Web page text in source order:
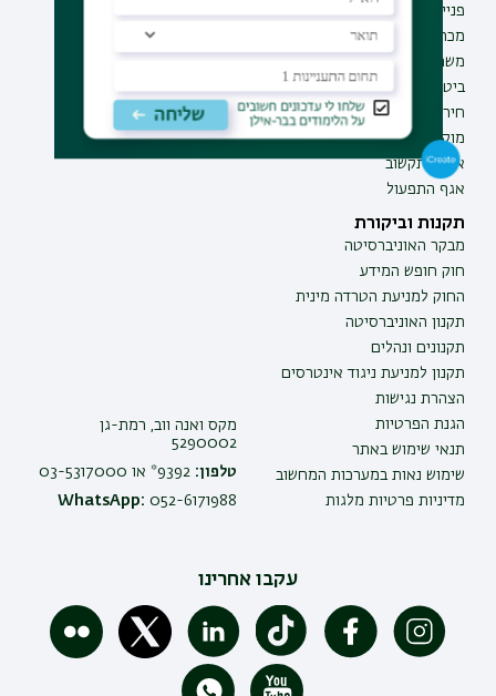
פנייה למנהל האתר
מכרזים
משרות בבר-אילן
ביטחון ובטיחות
חירום ועזרה ראשונה
מוקד בקרה לדיווחים
אגף התקשוב
אגף התפעול
תקנות וביקורת
מבקר האוניברסיטה
חוק חופש המידע
החוק למניעת הטרדה מינית
תקנון האוניברסיטה
תקנונים ונהלים
תקנון למניעת ניגוד אינטרסים
הצהרת נגישות
הגנת הפרטיות
תנאי שימוש באתר
שימוש נאות במערכות המחשוב
מדיניות פרטיות מלגות
מקס ואנה ווב, רמת-גן
5290002
טלפון: 9392* או 03-5317000
WhatsApp: 052-6171988
עקבו אחרינו